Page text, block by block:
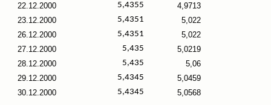
22.12.2000
5,4355
4,9713
23.12.2000
5,4351
5,022
26.12.2000
5,4351
5,022
27.12.2000
5,435
5,0219
28.12.2000
5,435
5,06
29.12.2000
5,4345
5,0459
30.12.2000
5,4345 5,0568